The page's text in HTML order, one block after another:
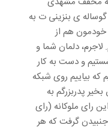
ی بنزینی ت به
خودمون هم از
دلمان شما و
و دست به کار
که بیاییم روی شبکه
پدربزرگم به
رای ملوکانه (رای
گرفت که هر